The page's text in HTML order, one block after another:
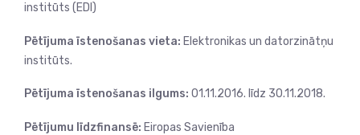
institūts (EDI)
Pētījuma īstenošanas vieta: Elektronikas un datorzinātņu
institūts.
Pētījuma īstenošanas ilgums: 01.11.2016. līdz 30.11.2018.
Pētījumu līdzfinansē: Eiropas Savienība